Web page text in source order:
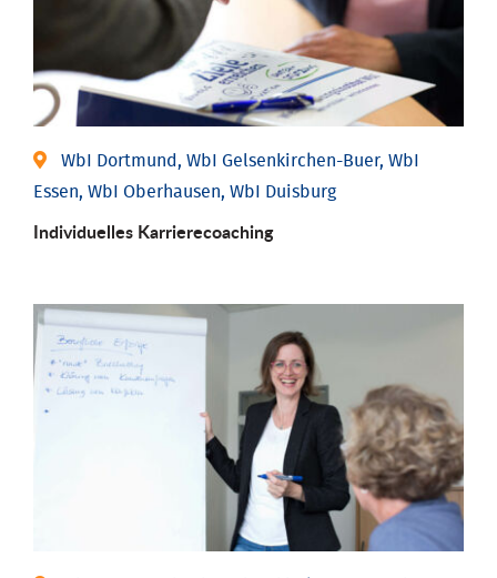
WbI Dortmund, WbI Gelsenkirchen-Buer, WbI
Essen, WbI Oberhausen, WbI Duisburg
Individu­elles Karrierecoaching